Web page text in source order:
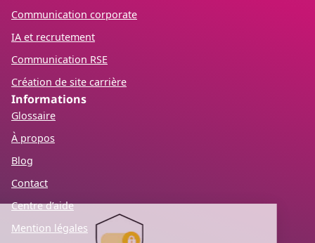
Communication corporate
IA et recrutement
Communication RSE
Création de site carrière
Informations
Glossaire
À propos
Blog
Contact
Centre d’aide
Mention légales